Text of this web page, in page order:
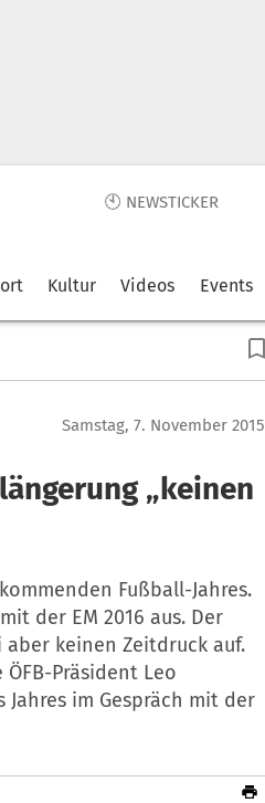
🕙 NEWSTICKER
Kultur Videos Events
Samstag, 7. November 2015
„keinen
Fußball-Jahres.
der EM 2016 aus. Der
keinen Zeitdruck auf.
Präsident Leo
im Gespräch mit der